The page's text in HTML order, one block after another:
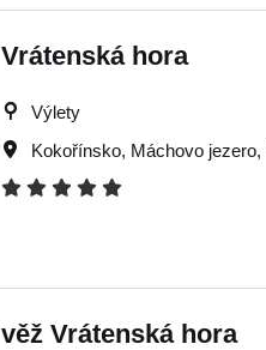
Vrátenská hora
Výlety
Kokořínsko, Máchovo jezero,
věž Vrátenská hora